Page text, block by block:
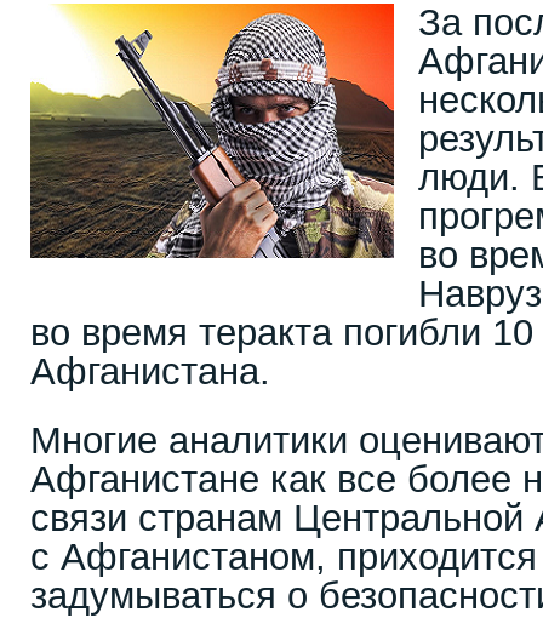
За
люди.
во
во время теракта погибли
Афганистана.
Многие аналитики
Афганистане как все более
связи странам
с Афганистаном,
задумываться о